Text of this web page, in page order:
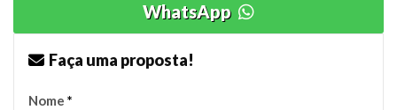
WhatsApp
Faça uma proposta!
Nome *